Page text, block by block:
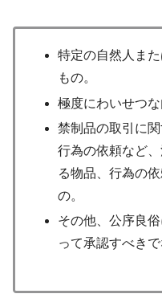
特定の自然人ま
もの。
極度にわいせつな
禁制品の取引に
行為の依頼など
る物品、行為の
の。
その他、公序良
って承認すべき